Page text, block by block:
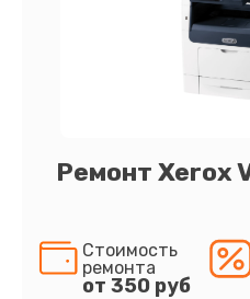
Ремонт Xerox
Стоимость
ремонта
от 350 руб